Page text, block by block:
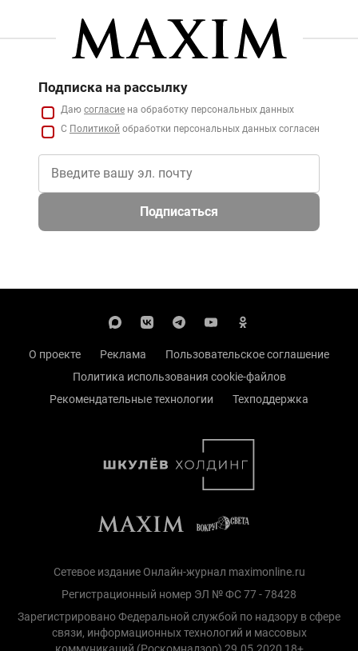
Подписка на рассылку
Даю согласие на обработку персональных данных
С Политикой обработки персональных данных согласен
Подписаться
О проекте Реклама
Пользовательское соглашение
Политика использования cookie-файлов
Рекомендательные технологии
Техподдержка
Сетевое издание Онлайн-журнал maximonline.ru
Регистрационный номер ЭЛ № ФС 77 - 78428
Зарегистрировано Федеральной службой по надзору в сфере
связи, информационных технологий и массовых